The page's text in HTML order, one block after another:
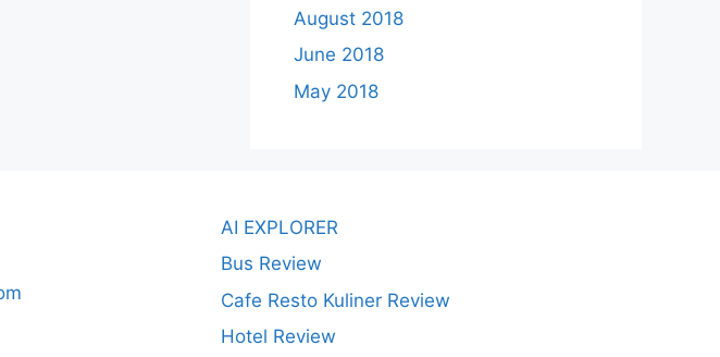
August 2018
June 2018
May 2018
AI EXPLORER
Bus Review
Cafe Resto Kuliner Review
Hotel Review